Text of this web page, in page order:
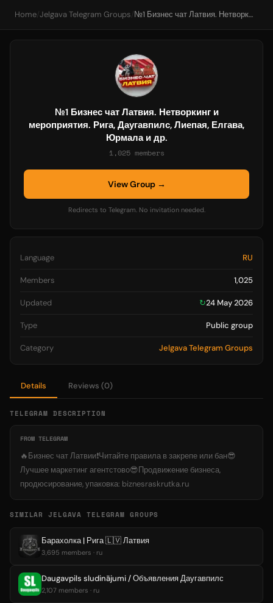
Home/Jelgava Telegram Groups/ №1 Бизнес чат Латвия. Нетворкинг и мероприятия. Рига, Даугавпилс, Лиепая, Елгава, Юрмала и др.
Details Reviews (0)
TELEGRAM DESCRIPTION
FROM TELEGRAM
🔥Бизнес чат Латвии❗️Читайте правила в закрепе или бан😎
Лучшее маркетинг агентстово😎Продвижение бизнеса,
продюсирование, упаковка: biznesraskrutka.ru
SIMILAR JELGAVA TELEGRAM GROUPS
Барахолка | Рига 🇱🇻 Латвия
3,695 members · ru
Daugavpils sludinājumi / Объявления Даугавпилс
2,107 members · ru
№1 Бизнес чат Латвия. Нетворкинг и
мероприятия. Рига, Даугавпилс, Лиепая, Елгава,
Юрмала и др.
1,025 members
View Group →
Redirects to Telegram. No invitation needed.
Language RU
Members 1,025
Updated ↻24 May 2026
Type Public group
Category Jelgava Telegram Groups